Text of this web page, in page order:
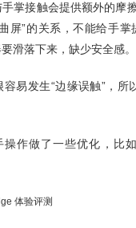
掌接触会提供额外的摩
屏”的关系，不能给手
滑落下来，缺少安全感。
易发生“边缘误触”，所
作做了一些优化，比